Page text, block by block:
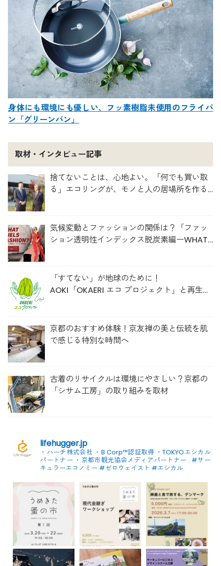
身体にも環境にも優しい、フッ素樹脂未使用のフライパ
ン「グリーンパン」
取材・インタビュー記事
捨てないことは、心地よい。「何でも買い取
る」エコリングが、モノと人の居場所を作る
気候変動とファッションの関係は？「ファッ
ション透明性インデックス脱炭素編ーWHAT
「すてない」が地球のために！
AOKI「OKAERI エコ プロジェクト」と再生ウ
京都のおすすめ体験！京友禅の美と伝統を肌
で感じる特別な時間へ
古着のリサイクルは環境にやさしい？京都の
「シサム工房」の取り組みを取材
lifehugger.jp
・ハーチ株式会社 ・B Corp™認証取得 ・TOKYOエシカル
パートナー ・京都市観光協会メディアパートナー . #サー
キュラーエコノミー #ゼロウェイスト #エシカル